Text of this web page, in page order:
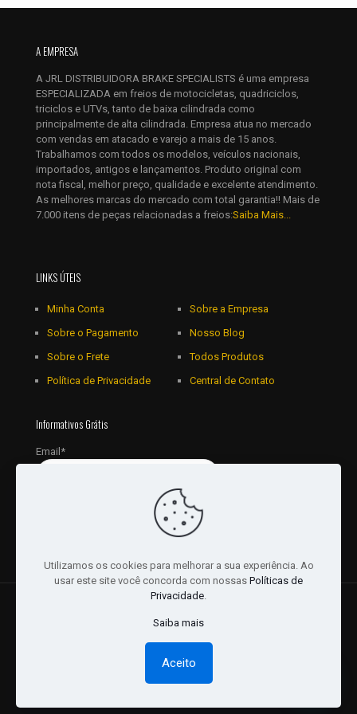
Salvar meus dados neste navegador para a próxima vez que
eu comentar.
A EMPRESA
A JRL DISTRIBUIDORA BRAKE SPECIALISTS é uma empresa
ESPECIALIZADA em freios de motocicletas, quadriciclos,
triciclos e UTVs, tanto de baixa cilindrada como
principalmente de alta cilindrada. Empresa atua no mercado
com vendas em atacado e varejo a mais de 15 anos.
Trabalhamos com todos os modelos, veículos nacionais,
importados, antigos e lançamentos. Produto original com
nota fiscal, melhor preço, qualidade e excelente atendimento.
As melhores marcas do mercado com total garantia!! Mais de
7.000 itens de peças relacionadas a freios:Saiba Mais...
LINKS ÚTEIS
Minha Conta
Sobre o Pagamento
Sobre o Frete
Política de Privacidade
Sobre a Empresa
Nosso Blog
Todos Produtos
Central de Contato
Informativos Grátis
Email*
Distribuidora Ltda - CNPJ: 16757010/0001-06. | Desenvolvido
por:Websites Br
Utilizamos os cookies para melhorar a sua experiência. Ao
usar este site você concorda com nossas Políticas de
Privacidade.
Saiba mais
Aceito